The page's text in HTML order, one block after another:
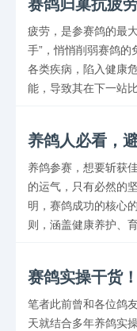
赛鸽归巢抗疲
疲劳，是参赛鸽的最
手”，悄悄削弱赛鸽的
各类疾病，陷入健康
能，导致其在下一站
养鸽人必看，
养鸽参赛，想要斩获
的运气，只有必然的
明，赛鸽成功的核心
则，涵盖健康养护、
笔者此前曾和各位鸽
天就结合多年养鸽实